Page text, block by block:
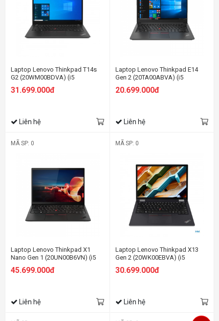
Laptop Lenovo Thinkpad T14s
G2 (20WM00BDVA) (i5
SSD/14 FHD/Dos/Đen)
31.699.000đ
Liên hệ
Laptop Lenovo Thinkpad E14
Gen 2 (20TA00ABVA) (i5
SSD/14 FHD/Non OS/Đen)
20.699.000đ
Liên hệ
MÃ SP: 0
Laptop Lenovo Thinkpad X1
Nano Gen 1 (20UN00B6VN) (i5
1130G7/8GB RAM/512GB
SSD/13 2K/Win11 Pro/Đen)
45.699.000đ
Liên hệ
MÃ SP: 0
Laptop Lenovo Thinkpad X13
Gen 2 (20WK00EBVA) (i5
1135G7/8GB RAM/512GB
SSD/13.3 WQXGA/Dos/Đen)
30.699.000đ
Liên hệ